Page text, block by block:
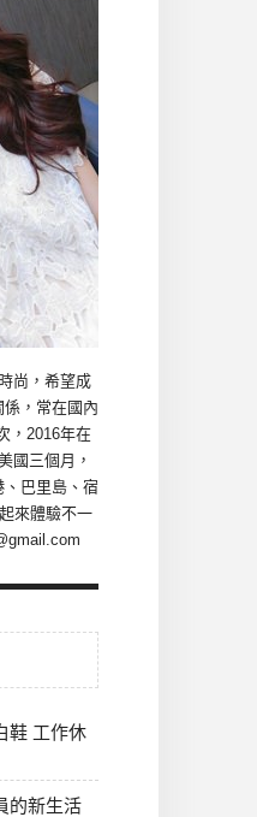
尚，希望成
，常在國內
，2016年在
國三個月，
巴里島、宿
來體驗不一
鞋 工作休
的新生活